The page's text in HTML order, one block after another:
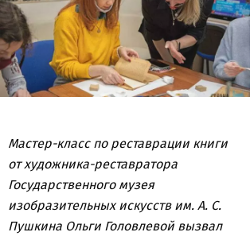
Мастер-класс по реставрации книги
от художника-реставратора
Государственного музея
изобразительных искусств им. А. С.
Пушкина Ольги Головлевой вызвал